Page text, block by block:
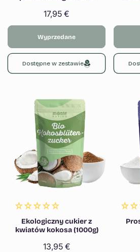
Cena
regularna
17,95 €
Wyprzedane
Dostępne w zestawie
Ekologiczny cukier z
kwiatów kokosa (1000g)
Cena
13,95 €